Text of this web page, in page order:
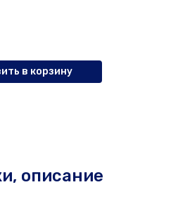
в корзину
описание